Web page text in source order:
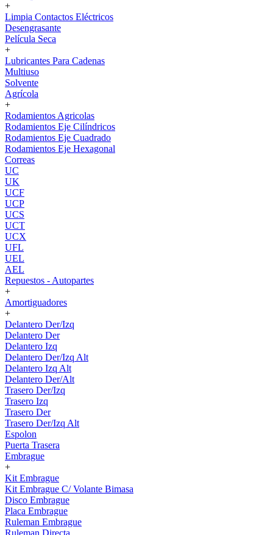
+
Limpia Contactos Eléctricos
Desengrasante
Película Seca
+
Lubricantes Para Cadenas
Multiuso
Solvente
Agrícola
+
Rodamientos Agricolas
Rodamientos Eje Cilíndricos
Rodamientos Eje Cuadrado
Rodamientos Eje Hexagonal
Correas
UC
UK
UCF
UCP
UCS
UCT
UCX
UFL
UEL
AEL
Repuestos - Autopartes
+
Amortiguadores
+
Delantero Der/Izq
Delantero Der
Delantero Izq
Delantero Der/Izq Alt
Delantero Izq Alt
Delantero Der/Alt
Trasero Der/Izq
Trasero Izq
Trasero Der
Trasero Der/Izq Alt
Espolon
Puerta Trasera
Embrague
+
Kit Embrague
Kit Embrague C/ Volante Bimasa
Disco Embrague
Placa Embrague
Ruleman Embrague
Ruleman Directa